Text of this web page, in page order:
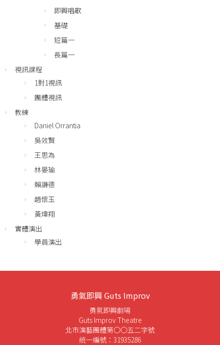
即興唱歌
基礎
短篇一
長篇一
視訊課程
1對1視訊
團體視訊
教練
Daniel Orrantia
吳效賢
王思為
林晏瑜
賴謙德
趙懷玉
黃煒翔
實體演出
學員演出
勇氣即興 Guts Improv
勇氣即興劇場
Guts Improv Theatre
北市演藝團體第〇〇五二字號
統一編號：31935286